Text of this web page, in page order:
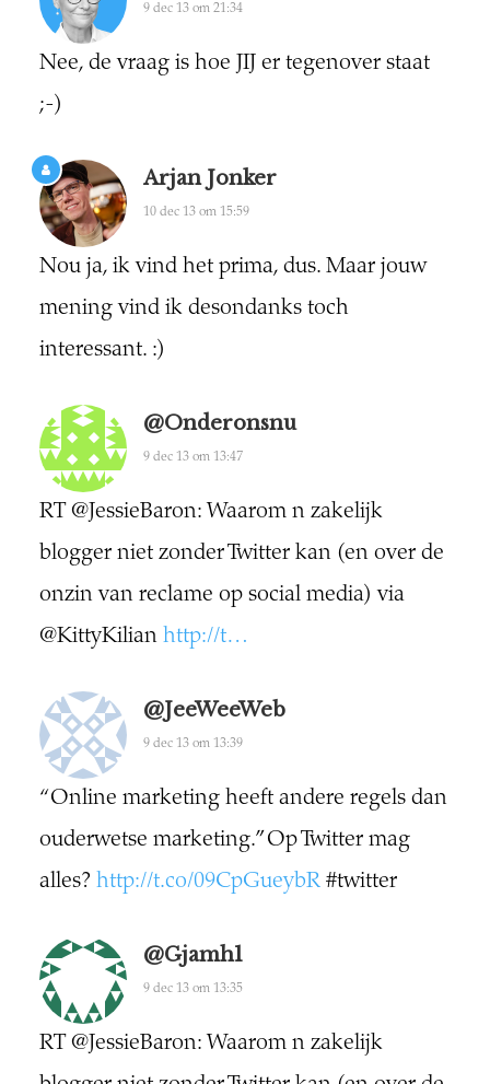
9 dec 13 om 21:34
Nee, de vraag is hoe JIJ er tegenover staat
;-)
Arjan Jonker
10 dec 13 om 15:59
Nou ja, ik vind het prima, dus. Maar jouw
mening vind ik desondanks toch
interessant. :)
@onderonsnu
9 dec 13 om 13:47
RT @JessieBaron: Waarom n zakelijk
blogger niet zonder Twitter kan (en over de
onzin van reclame op social media) via
@KittyKilian http://t…
@JeeWeeWeb
9 dec 13 om 13:39
“Online marketing heeft andere regels dan
ouderwetse marketing.” Op Twitter mag
alles? http://t.co/09CpGueybR#twitter
@gjamh1
9 dec 13 om 13:35
RT @JessieBaron: Waarom n zakelijk